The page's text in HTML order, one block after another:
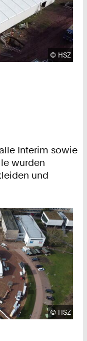
© HSZ
Interim sowie
wurden
und
© HSZ